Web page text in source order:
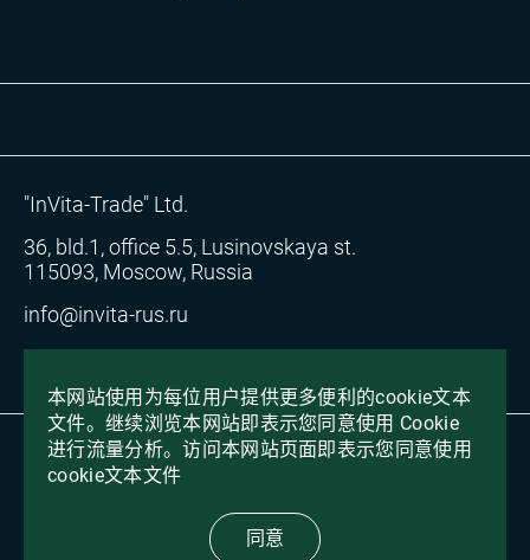
"InVita-Trade" Ltd.
36, bld.1, office 5.5, Lusinovskaya st.
115093, Moscow, Russia
info@invita-rus.ru
2026 年，保留所有权利
本网站使用为每位用户提供更多便利的cookie文本
文件。继续浏览本网站即表示您同意使用 Cookie
进行流量分析。访问本网站页面即表示您同意使用
cookie文本文件
同意